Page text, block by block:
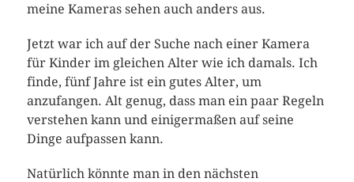
meine Kameras sehen auch anders aus.
Jetzt war ich auf der Suche nach einer Kamera
für Kinder im gleichen Alter wie ich damals. Ich
finde, fünf Jahre ist ein gutes Alter, um
anzufangen. Alt genug, dass man ein paar Regeln
verstehen kann und einigermaßen auf seine
Dinge aufpassen kann.
Natürlich könnte man in den nächsten